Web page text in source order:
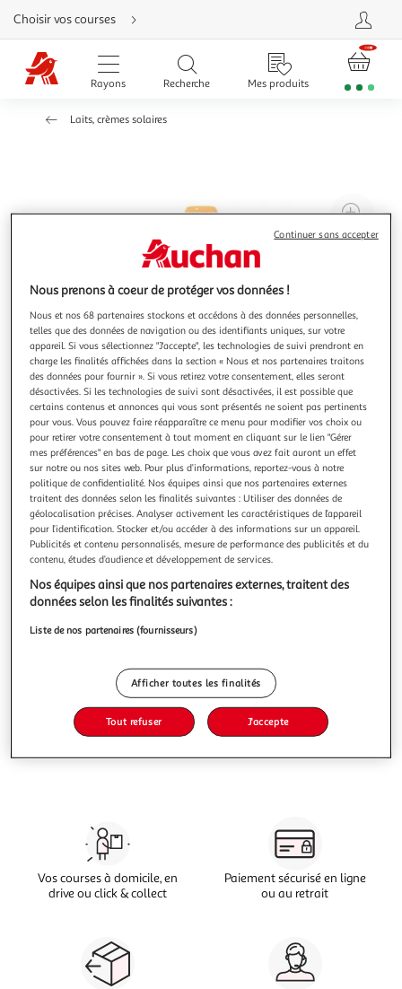
Aller
directement
au
contenu
Aller
directement
Aller
la
Choisir vos courses
Rayons Recherche Mes produits
Laits, crèmes solaires
GARNIER
Ambre solaire brume sèche FPS30
200ml
Vous voulez connaître le prix de ce produit ?
Afficher le prix
Avis clients(0)
Vos courses à domicile, en
drive ou click & collect
Paiement sécurisé en ligne
ou au retrait
Nous prenons à coeur de protéger vos données !
Nous et nos 68 partenaires stockons et accédons à des données personnelles,
telles que des données de navigation ou des identifiants uniques, sur votre
appareil. Si vous sélectionnez "J'accepte", les technologies de suivi prendront en
charge les finalités affichées dans la section « Nous et nos partenaires traitons
des données pour fournir ». Si vous retirez votre consentement, elles seront
désactivées. Si les technologies de suivi sont désactivées, il est possible que
certains contenus et annonces qui vous sont présentés ne soient pas pertinents
pour vous. Vous pouvez faire réapparaître ce menu pour modifier vos choix ou
pour retirer votre consentement à tout moment en cliquant sur le lien "Gérer
mes préférences" en bas de page. Les choix que vous avez fait auront un effet
sur notre ou nos sites web. Pour plus d’informations, reportez-vous à notre
politique de confidentialité. Nos équipes ainsi que nos partenaires externes
traitent des données selon les finalités suivantes : Utiliser des données de
géolocalisation précises. Analyser activement les caractéristiques de l’appareil
pour l’identification. Stocker et/ou accéder à des informations sur un appareil.
Publicités et contenu personnalisés, mesure de performance des publicités et du
contenu, études d’audience et développement de services.
Nos équipes ainsi que nos partenaires externes, traitent des
données selon les finalités suivantes :
Liste de nos partenaires (fournisseurs)
Afficher toutes les finalités
Tout refuser J'accepte
Continuer sans accepter